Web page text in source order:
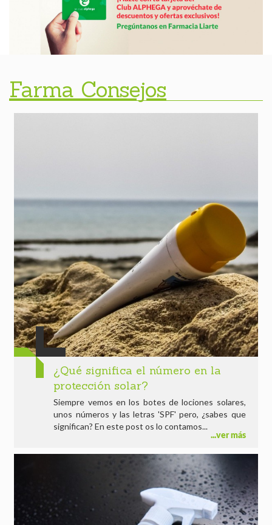
Farma Consejos
¿Qué significa el número en la
protección solar?
Siempre vemos en los botes de lociones solares,
unos números y las letras 'SPF' pero, ¿sabes que
significan? En este post os lo contamos...
ver más